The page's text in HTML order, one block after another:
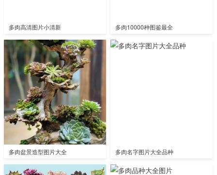
多肉高清图片小清新 多肉10000种图鉴最全
多肉盆景造型图片大全 多肉名字图片大全品种